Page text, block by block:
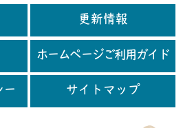
更新情報
ホームページご利用ガイド
ー サイトマップ